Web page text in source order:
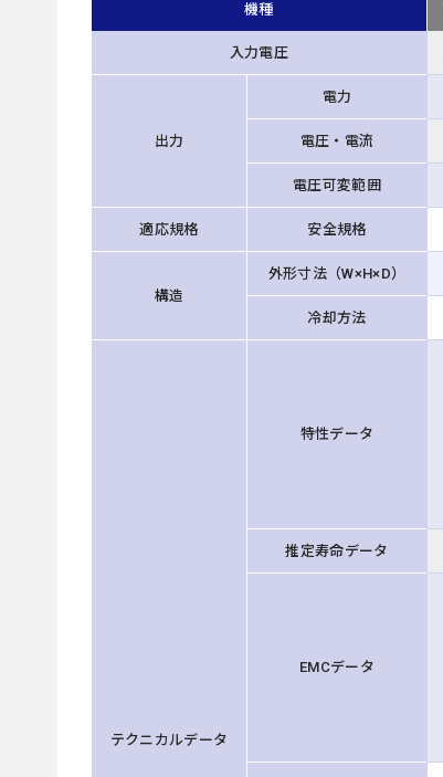
機種
入力電圧
出力
電力
電圧・電流
電圧可変範囲
適応規格 安全規格
構造
外形寸法（W×H×D）
冷却方法
テクニカルデータ
特性データ
推定寿命データ
EMCデータ